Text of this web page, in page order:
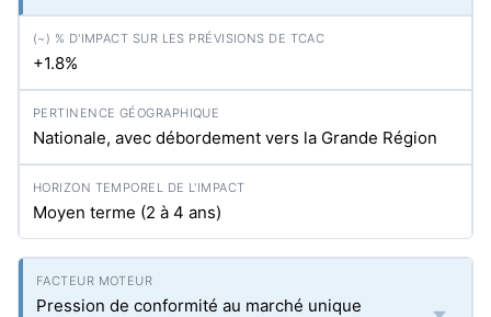
+1.8%
Nationale, avec débordement vers la Grande Région
Moyen terme (2 à 4 ans)
Pression de conformité au marché unique